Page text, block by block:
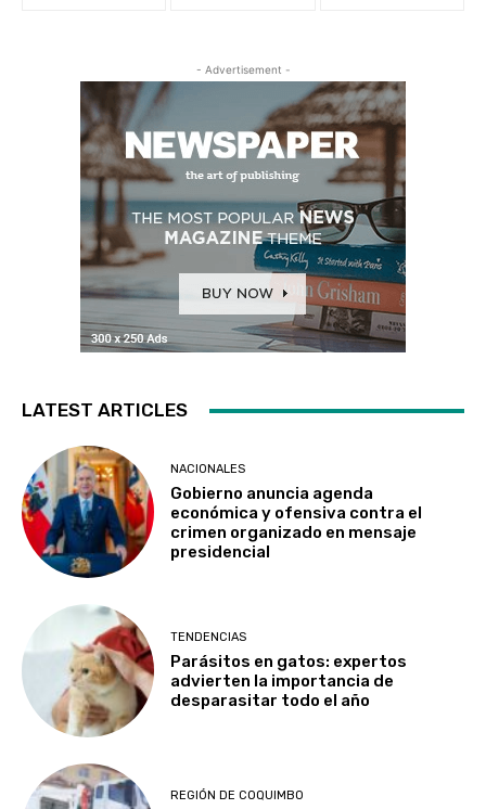
- Advertisement -
LATEST ARTICLES
NACIONALES
Gobierno anuncia agenda
económica y ofensiva contra el
crimen organizado en mensaje
presidencial
TENDENCIAS
Parásitos en gatos: expertos
advierten la importancia de
desparasitar todo el año
REGIÓN DE COQUIMBO